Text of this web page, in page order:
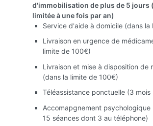
d'immobilisation de plus de 5 jours
limitée à une fois par an)
Service d'aide à domicile (dans
Livraison en urgence de
limite de 100€)
Livraison et mise à disposition de
(dans la limite de 100€)
Téléassistance ponctuelle (3 mois
Accomapgnement psychologique
15 séances dont 3 au téléphone)